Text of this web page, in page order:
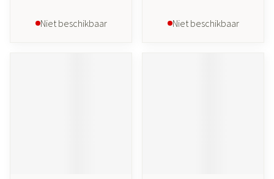
Niet beschikbaar Niet beschikbaar